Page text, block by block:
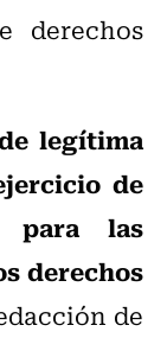
derechos
legítima
de
para las
derechos
de